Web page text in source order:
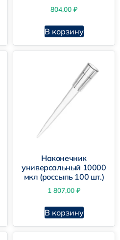
804,00 ₽
В корзину
Наконечник
универсальный 10000
мкл (россыпь 100 шт.)
1 807,00 ₽
В корзину